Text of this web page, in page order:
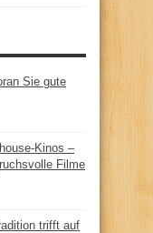
Sie gute
Kinos –
Filme
trifft auf